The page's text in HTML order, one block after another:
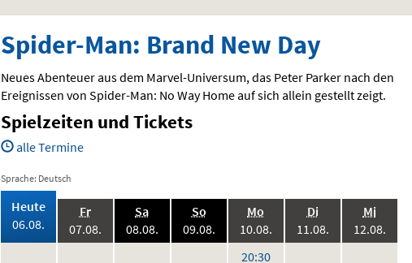
Spider-Man: Brand New Day
Neues Abenteuer aus dem Marvel-Universum, das Peter Parker nach den
Ereignissen von Spider-Man: No Way Home auf sich allein gestellt zeigt.
Spielzeiten und Tickets
alle Termine
Sprache: Deutsch
Heute,
06.08.2026:
Fr.,
07.08.2026:
Sa.,
08.08.2026:
So.,
09.08.2026:
Mo
10.08.2026:
20:30Uhr
Di.,
11.08.2026:
Mi.,
12.08.2026: